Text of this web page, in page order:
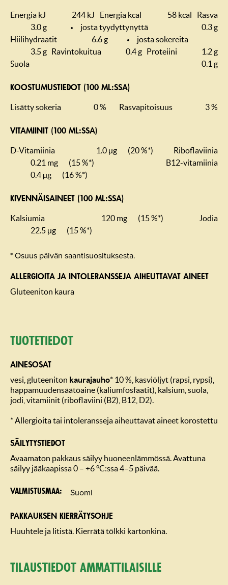
Energia kJ 244 kJ Energia kcal 58 kcal
Rasva
3.0 g
josta tyydyttynyttä
0.3 g
Hiilihydraatit
6.6 g
josta sokereita
3.5 g Ravintokuitua 0.4 g Proteiini
1.2 g
Suola
0.1 g
KOOSTUMUS­TIEDOT (100 ML:SSA)
Lisätty sokeria 0 % Rasvapitoisuus 3 %
VITAMIINIT (100 ML:SSA)
D-Vitamiinia 1.0 µg (20 %*)
Riboflaviinia
0.21 mg
(15 %*)
B12-vitamiinia
0.4 µg
(16 %*)
KIVENNÄISAINEET (100 ML:SSA)
Kalsiumia 120 mg (15 %*)
Jodia
22.5 µg
(15 %*)
* Osuus päivän saantisuosituksesta.
ALLERGIOITA JA INTOLERANSSEJA AIHEUTTAVAT AINEET
Gluteeniton kaura
Tuotetiedot
AINESOSAT
vesi, gluteeniton kaurajauho* 10 %, kasviöljyt (rapsi, rypsi),
happamuudensäätöaine (kaliumfosfaatit), kalsium, suola,
jodi, vitamiinit (riboflaviini (B2), B12, D2).
* Allergioita tai intoleransseja aiheuttavat aineet korostettu
SÄILYTYSTIEDOT
Avaamaton pakkaus säilyy huoneenlämmössä. Avattuna
säilyy jääkaapissa 0 – +6 °C:ssa 4–5 päivää.
Valmistusmaa Suomi
PAKKAUKSEN KIERRÄTYSOHJE
Huuhtele ja litistä. Kierrätä tölkki kartonkina.
Tilaustiedot ammattilaisille